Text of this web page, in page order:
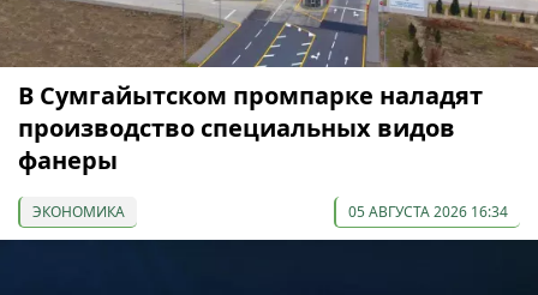
В Сумгайытском промпарке наладят
производство специальных видов
фанеры
ЭКОНОМИКА 05 АВГУСТА 2026 16:34